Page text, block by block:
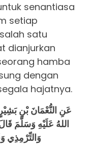
senantiasa
setiap
satu
dianjurkan
hamba
dengan
hajatnya.
عَنِ النُّعْمَانَ بْنِ
اللهُ عَلَيْهِ وَسَلَّمَ